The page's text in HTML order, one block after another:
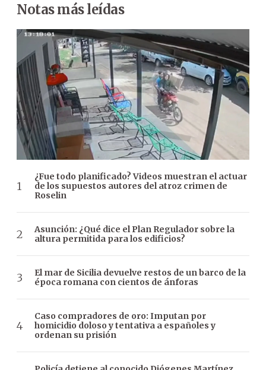
Notas más leídas
¿Fue todo planificado? Videos muestran el actuar
de los supuestos autores del atroz crimen de
Roselin
Asunción: ¿Qué dice el Plan Regulador sobre la
altura permitida para los edificios?
El mar de Sicilia devuelve restos de un barco de la
época romana con cientos de ánforas
Caso compradores de oro: Imputan por
homicidio doloso y tentativa a españoles y
ordenan su prisión